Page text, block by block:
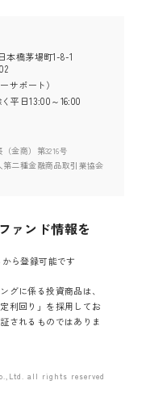
本橋茅場町1-8-1
サポート）
平日13:00～16:00
金商）第3216号
第二種金融商品取引業協会
ァンド情報を
ら登録可能です
グに係る投資商品は、
利回り」を採用してお
されるものではありま
all rights reserved